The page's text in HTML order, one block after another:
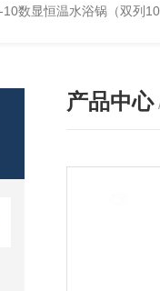
10数显恒温水浴锅（双列
产品中心